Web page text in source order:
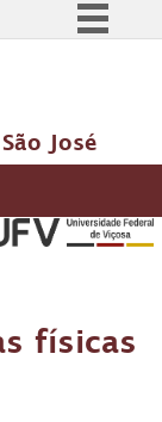
BR
José
físicas